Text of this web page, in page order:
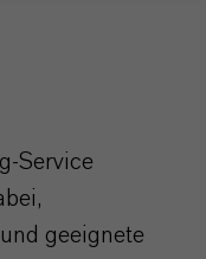
Service
geeignete